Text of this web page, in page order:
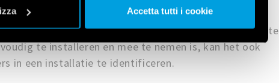
Accetta tutti i cookie
van YESLY apparaten, waardoor het in de vrije ruimte
te installeren en mee te nemen is, kan het ook
in een installatie te identificeren.